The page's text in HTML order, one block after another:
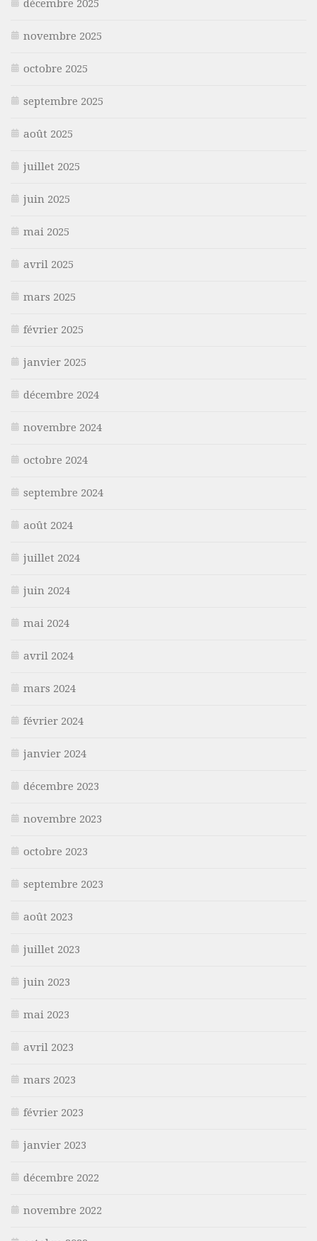
décembre 2025
novembre 2025
octobre 2025
septembre 2025
août 2025
juillet 2025
juin 2025
mai 2025
avril 2025
mars 2025
février 2025
janvier 2025
décembre 2024
novembre 2024
octobre 2024
septembre 2024
août 2024
juillet 2024
juin 2024
mai 2024
avril 2024
mars 2024
février 2024
janvier 2024
décembre 2023
novembre 2023
octobre 2023
septembre 2023
août 2023
juillet 2023
juin 2023
mai 2023
avril 2023
mars 2023
février 2023
janvier 2023
décembre 2022
novembre 2022